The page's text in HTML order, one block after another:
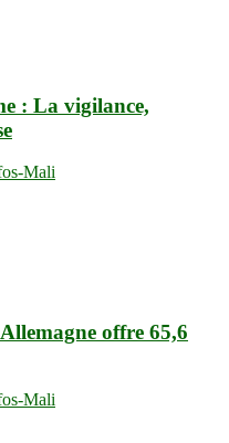
: La vigilance,
Mali
offre 65,6
Mali